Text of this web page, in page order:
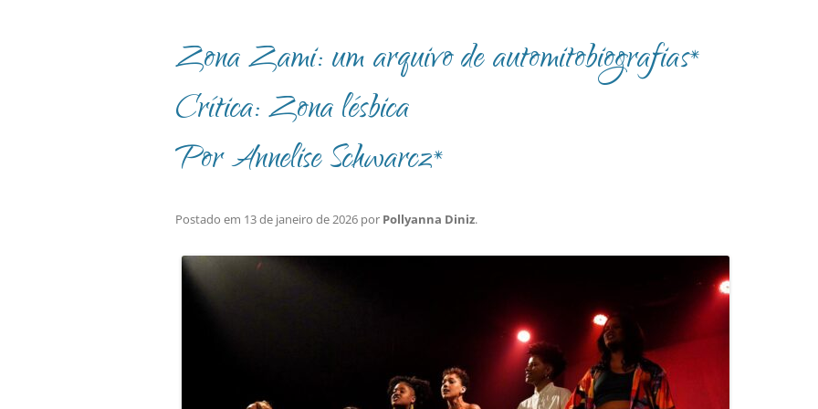
Zona Zami: um arquivo de automitobiografias*
Crítica: Zona lésbica
Por Annelise Schwarcz*
Postado em 13 de janeiro de 2026 por Pollyanna Diniz.